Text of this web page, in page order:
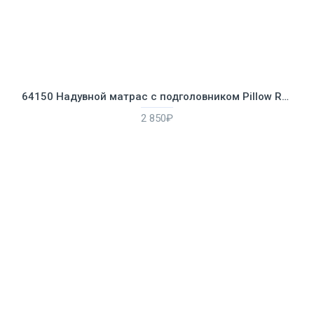
64150 Надувной матрас с подголовником Pillow Rest Classic Bed Fiber-Tech, 152х203х25см, встроенный насос
2 850₽